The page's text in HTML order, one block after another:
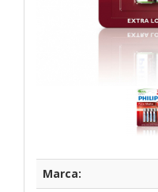
Marca: